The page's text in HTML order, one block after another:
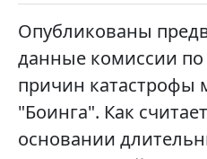
Опубликованы
данные комиссии
причин катастрофы
"Боинга". Как
основании